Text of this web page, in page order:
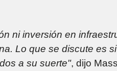
ni inversión en
Lo que se discute es
a su suerte", dijo